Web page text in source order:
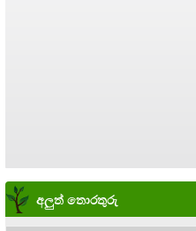
අලුත් තොරතුරු